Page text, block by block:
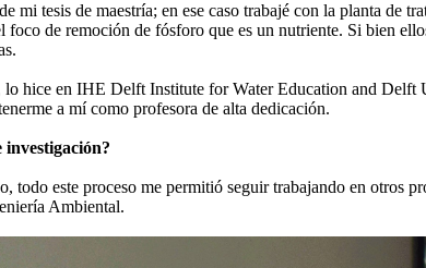
mi tesis de maestría; en ese caso trabajé con la planta de
de remoción de fósforo que es un nutriente. Si bien
hice en IHE Delft Institute for Water Education and
a mí como profesora de alta dedicación.
investigación?
todo este proceso me permitió seguir trabajando en
Ambiental.